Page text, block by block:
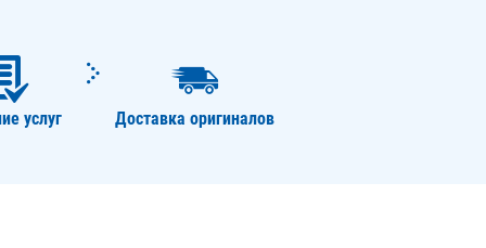
услуг Доставка оригиналов